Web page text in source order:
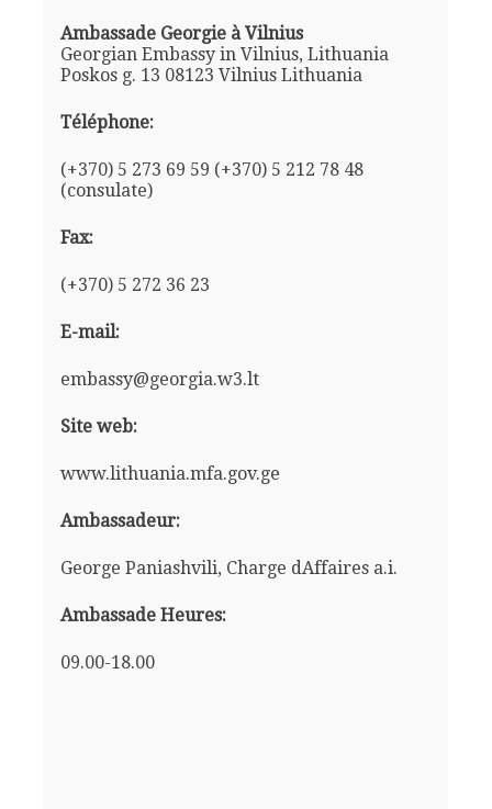
Ambassade Georgie à Vilnius
Georgian Embassy in Vilnius, Lithuania
Poskos g. 13 08123 Vilnius Lithuania
Téléphone:
(+370) 5 273 69 59 (+370) 5 212 78 48
(consulate)
Fax:
(+370) 5 272 36 23
E-mail:
embassy@georgia.w3.lt
Site web:
www.lithuania.mfa.gov.ge
Ambassadeur:
George Paniashvili, Charge dAffaires a.i.
Ambassade Heures:
09.00-18.00